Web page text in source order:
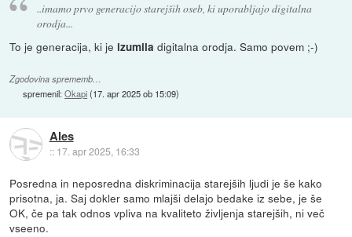
..imamo prvo generacijo starejših oseb, ki uporabljajo digitalna
orodja...
To je generacija, ki je izumila digitalna orodja. Samo povem ;-)
Zgodovina sprememb…
spremenil:Okapi(17. apr 2025 ob 15:09)
Ales
:: 17. apr 2025, 16:33
Posredna in neposredna diskriminacija starejših ljudi je še kako
prisotna, ja. Saj dokler samo mlajši delajo bedake iz sebe, je še
OK, če pa tak odnos vpliva na kvaliteto življenja starejših, ni več
vseeno.